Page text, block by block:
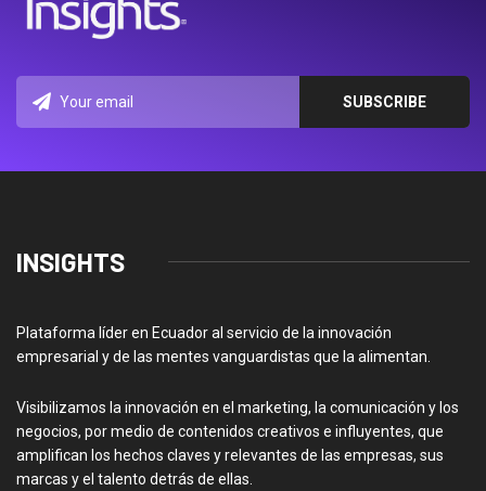
INSIGHTS
Plataforma líder en Ecuador al servicio de la innovación
empresarial y de las mentes vanguardistas que la alimentan.
Visibilizamos la innovación en el marketing, la comunicación y los
negocios, por medio de contenidos creativos e influyentes, que
amplifican los hechos claves y relevantes de las empresas, sus
marcas y el talento detrás de ellas.